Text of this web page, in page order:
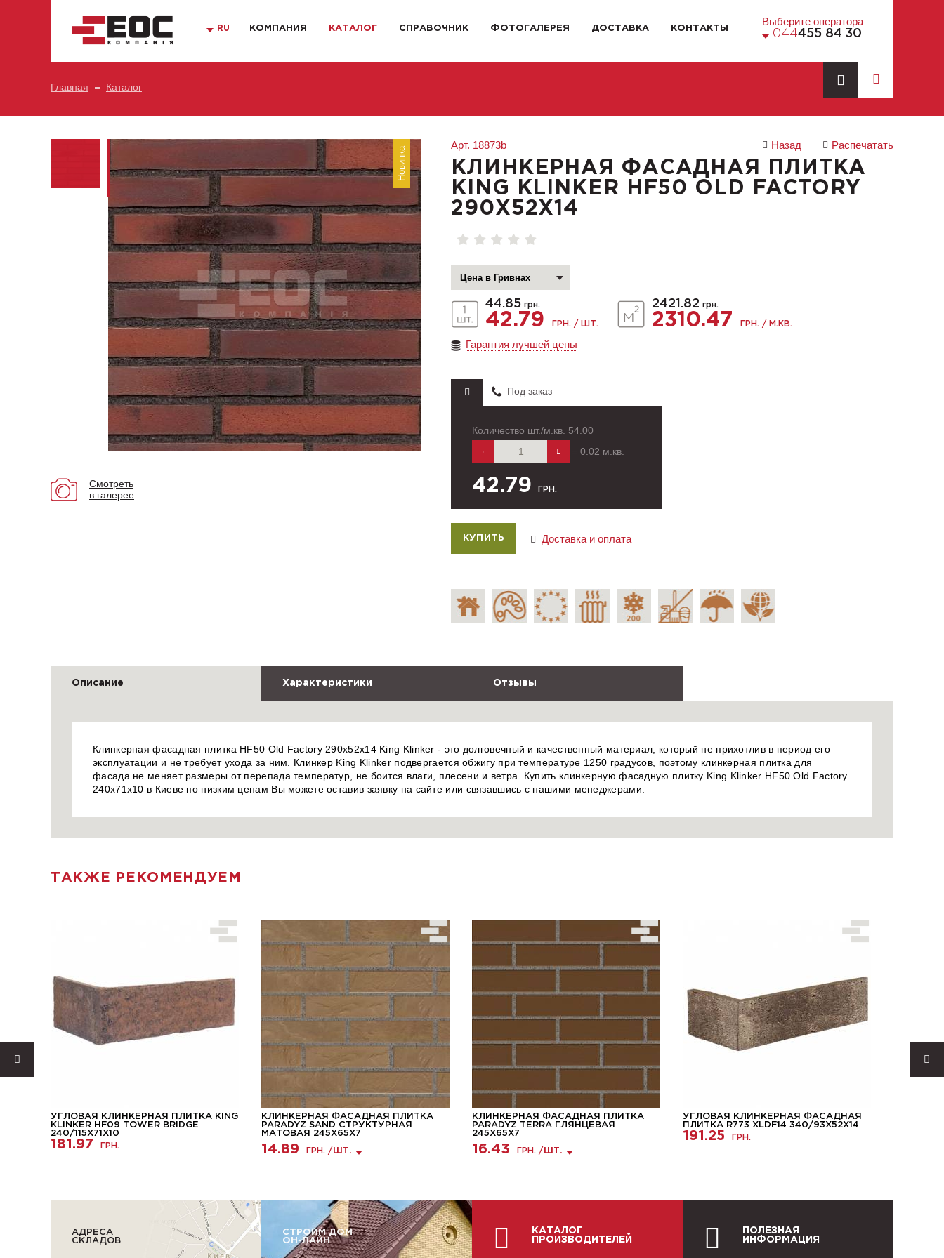
RU КОМПАНИЯ КАТАЛОГ СПРАВОЧНИК ФОТОГАЛЕРЕЯ ДОСТАВКА КОНТАКТЫ
Выберите оператора
044455 84 30
Главная Каталог
Новинка
Смотреть
в галерее
Арт. 18873b Назад Распечатать
КЛИНКЕРНАЯ ФАСАДНАЯ ПЛИТКА
KING KLINKER HF50 OLD FACTORY
290X52X14
44.85 грн.
42.79 ГРН. / ШТ.
2421.82 грн.
2310.47 ГРН. / М.КВ.
Гарантия лучшей цены
Под заказ
Количество шт./м.кв. 54.00
= 0.02 м.кв.
42.79 ГРН.
Доставка и оплата
Описание Характеристики Отзывы
Клинкерная фасадная плитка HF50 Old Factory 290x52x14 King Klinker - это долговечный и качественный материал, который не прихотлив в период его
эксплуатации и не требует ухода за ним. Клинкер King Klinker подвергается обжигу при температуре 1250 градусов, поэтому клинкерная плитка для
фасада не меняет размеры от перепада температур, не боится влаги, плесени и ветра. Купить клинкерную фасадную плитку King Klinker HF50 Old Factory
240x71x10 в Киеве по низким ценам Вы можете оставив заявку на сайте или связавшись с нашими менеджерами.
ТАКЖЕ РЕКОМЕНДУЕМ
УГЛОВАЯ КЛИНКЕРНАЯ ПЛИТКА KING
KLINKER HF09 TOWER BRIDGE
240/115Х71Х10
181.97 ГРН.
КЛИНКЕРНАЯ ФАСАДНАЯ ПЛИТКА
PARADYZ SAND СТРУКТУРНАЯ
МАТОВАЯ 245X65X7
14.89 ГРН. / ШТ.
КЛИНКЕРНАЯ ФАСАДНАЯ ПЛИТКА
PARADYZ TERRA ГЛЯНЦЕВАЯ
245X65X7
16.43 ГРН. / ШТ.
УГЛОВАЯ КЛИНКЕРНАЯ ФАСАДНАЯ
ПЛИТКА R773 XLDF14 340/93Х52Х14
191.25 ГРН.
АДРЕСА
СКЛАДОВ
СТРОИМ ДОМ
ОН-ЛАЙН
КАТАЛОГ
ПРОИЗВОДИТЕЛЕЙ
ПОЛЕЗНАЯ
ИНФОРМАЦИЯ